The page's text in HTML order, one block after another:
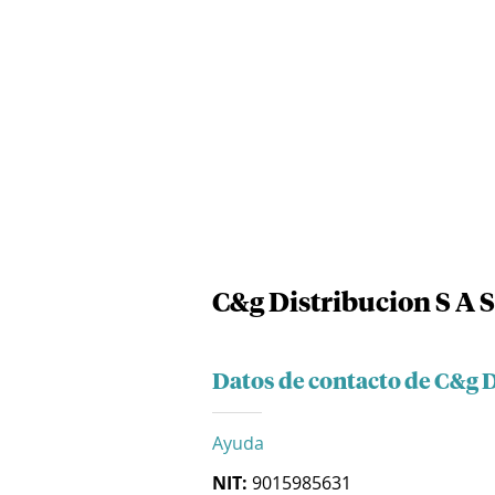
C&g Distribucion S A S
Datos de contacto de C&g
Ayuda
NIT: 9015985631